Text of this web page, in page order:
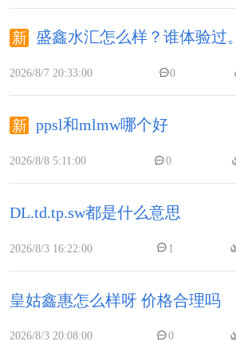
盛鑫水汇怎么样？谁体验过。
2026/8/7 20:33:00 0
ppsl和mlmw哪个好
2026/8/8 5:11:00 0
DL.td.tp.sw都是什么意思
2026/8/3 16:22:00 1
皇姑鑫惠怎么样呀 价格合理吗
2026/8/3 20:08:00 0